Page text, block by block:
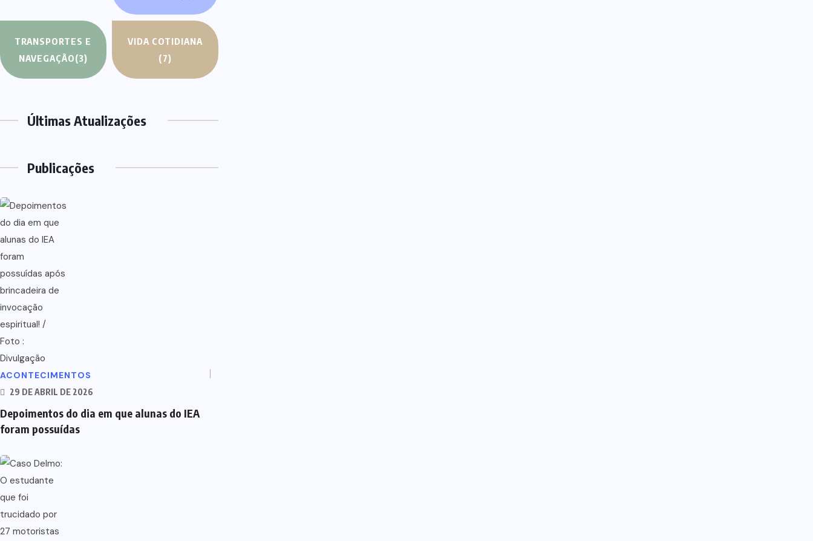
TRANSPORTES E
NAVEGAÇÃO(3)
VIDA COTIDIANA
(7)
Últimas Atualizações
Publicações
ACONTECIMENTOS
29 DE ABRIL DE 2026
Depoimentos do dia em que alunas do IEA
foram possuídas